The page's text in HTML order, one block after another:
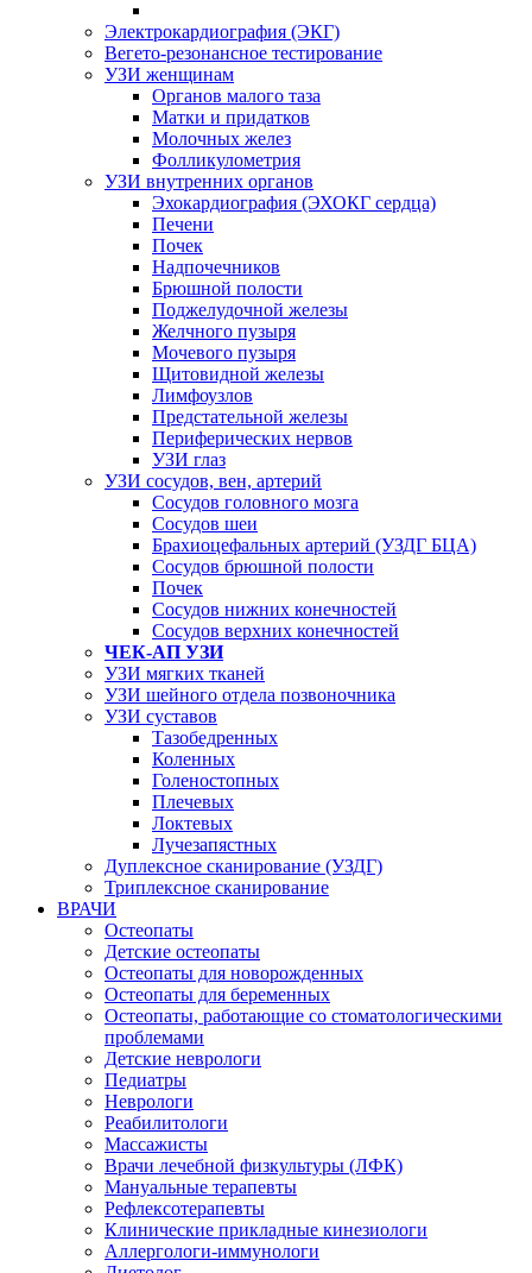
Электрокардиография (ЭКГ)
Вегето-резонансное тестирование
УЗИ женщинам
Органов малого таза
Матки и придатков
Молочных желез
Фолликулометрия
УЗИ внутренних органов
Эхокардиография (ЭХОКГ сердца)
Печени
Почек
Надпочечников
Брюшной полости
Поджелудочной железы
Желчного пузыря
Мочевого пузыря
Щитовидной железы
Лимфоузлов
Предстательной железы
Периферических нервов
УЗИ глаз
УЗИ сосудов, вен, артерий
Сосудов головного мозга
Сосудов шеи
Брахиоцефальных артерий (УЗДГ БЦА)
Сосудов брюшной полости
Почек
Сосудов нижних конечностей
Сосудов верхних конечностей
ЧЕК-АП УЗИ
УЗИ мягких тканей
УЗИ шейного отдела позвоночника
УЗИ суставов
Тазобедренных
Коленных
Голеностопных
Плечевых
Локтевых
Лучезапястных
Дуплексное сканирование (УЗДГ)
Триплексное сканирование
ВРАЧИ
Остеопаты
Детские остеопаты
Остеопаты для новорожденных
Остеопаты для беременных
Остеопаты, работающие со стоматологическими
проблемами
Детские неврологи
Педиатры
Неврологи
Реабилитологи
Массажисты
Врачи лечебной физкультуры (ЛФК)
Мануальные терапевты
Рефлексотерапевты
Клинические прикладные кинезиологи
Аллергологи-иммунологи